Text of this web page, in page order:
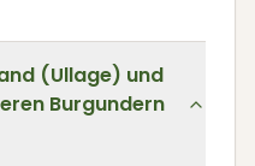
(Ullage) und
Burgundern